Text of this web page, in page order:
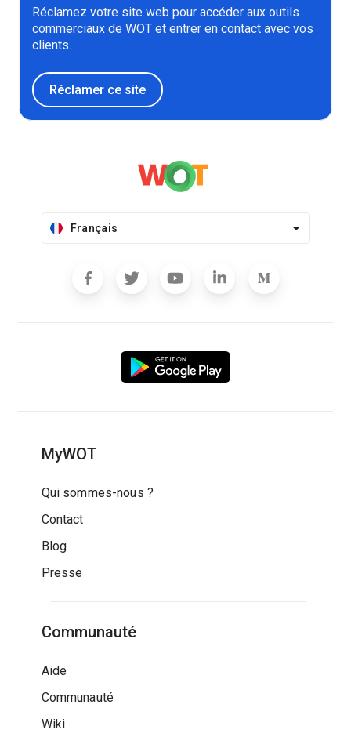
Réclamez votre site web pour accéder aux outils
commerciaux de WOT et entrer en contact avec vos
clients.
Réclamer ce site
Français
MyWOT
Qui sommes-nous ?
Contact
Blog
Presse
Communauté
Aide
Communauté
Wiki